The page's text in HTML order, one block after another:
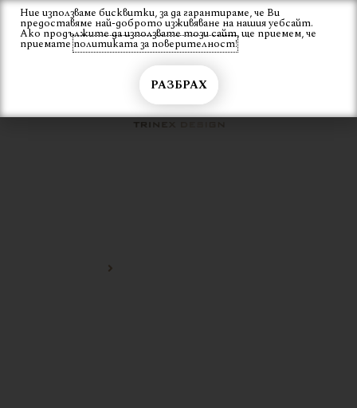
Skip
content
Вход
Ние използваме бисквитки, за да гарантираме, че Ви
предоставяме най-доброто изживяване на нашия уебсайт.
Ако продължите да използвате този сайт, ще приемем, че
приематеполитиката за поверителност!
РАЗБРАХ